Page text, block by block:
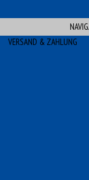
VERSAND & ZAHLUNG